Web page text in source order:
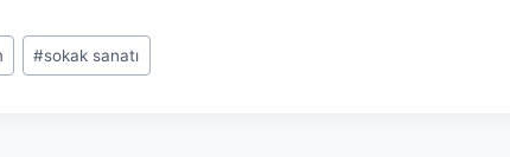
#sokak sanatı